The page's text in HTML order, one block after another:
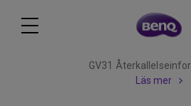
GV31
Läs mer